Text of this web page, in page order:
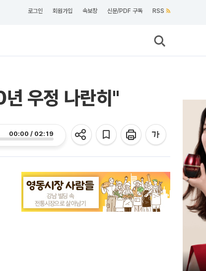
로그인 회원가입 속보창 신문/PDF 구독 RSS
우정 나란히"
00:00 / 02:19